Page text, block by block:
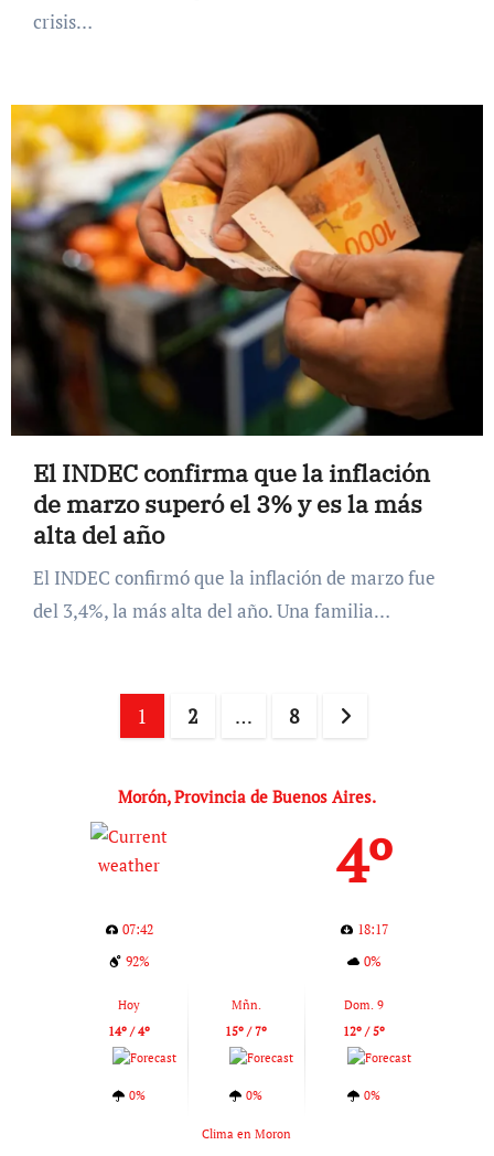
crisis…
El INDEC confirma que la inflación
de marzo superó el 3% y es la más
alta del año
El INDEC confirmó que la inflación de marzo fue
del 3,4%, la más alta del año. Una familia…
Paginación
entradas
1 2 … 8
Morón, Provincia de Buenos Aires.
4º
07:42
18:17
92%
0%
Hoy
14º / 4º
0%
Mñn.
15º / 7º
0%
Dom. 9
12º / 5º
0%
Clima en Moron